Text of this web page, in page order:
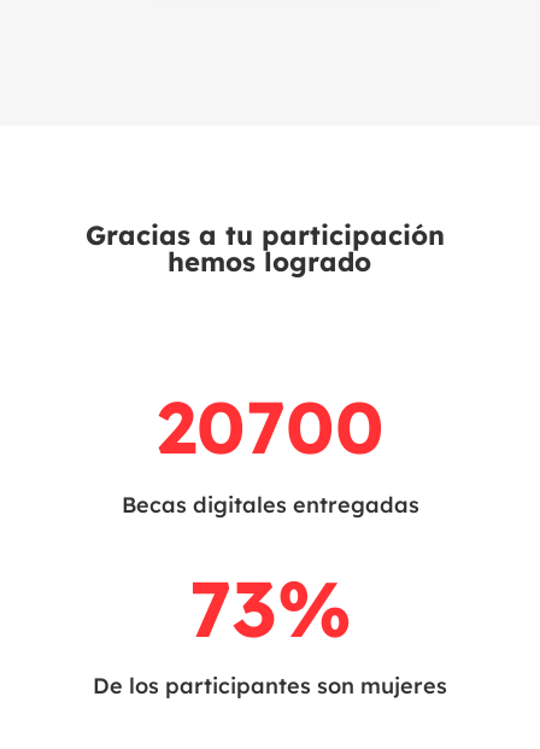
Gracias a tu participación
hemos logrado
20700
Becas digitales entregadas
73%
De los participantes son mujeres